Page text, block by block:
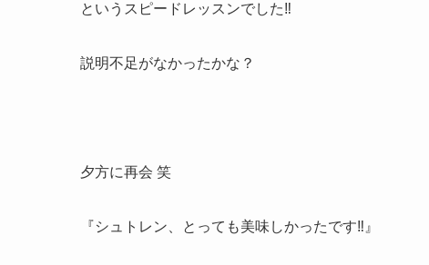
というスピードレッスンでした‼︎
説明不足がなかったかな？
夕方に再会 笑
『シュトレン、とっても美味しかったです‼︎』